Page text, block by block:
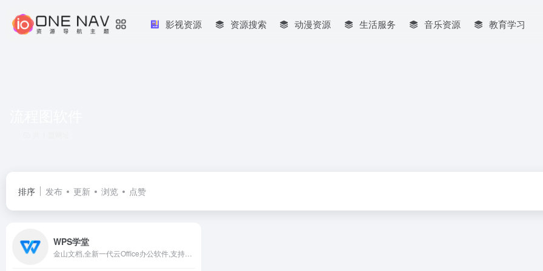
影视资源 资源搜索 动漫资源 生活服务 音乐资源 教育学习
排序 发布 更新 浏览 点赞
WPS学堂